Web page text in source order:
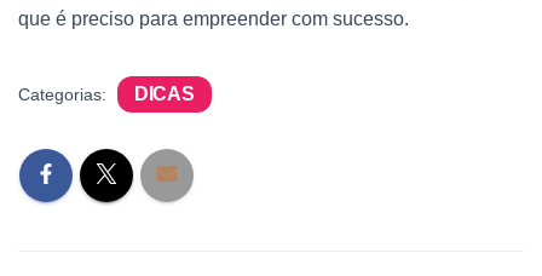
que é preciso para empreender com sucesso.
Categorias: DICAS